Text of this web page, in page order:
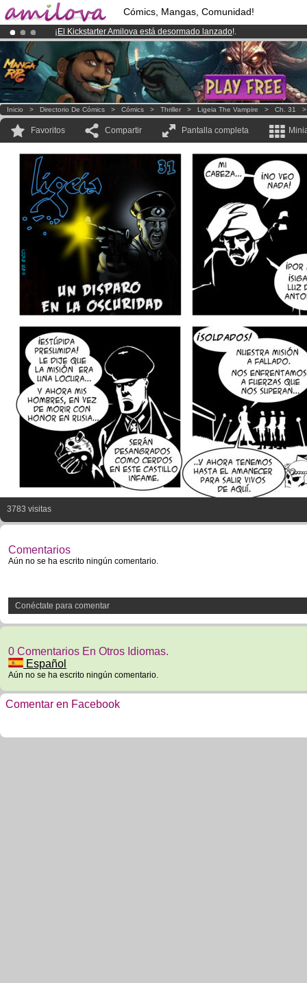
Cómics, Mangas, Comunidad!
¡ El Kickstarter Amilova está desormado lanzado!.
¡Conviertete en Premium por3.95 eurosal mes!Hazte Premium ya
¡Ya tenemos 100000miembrosy 1000 Cómics y Mangas!.
Inicio > Directorio De Cómics > Cómics > Thriller > Ligeia The Vampire > Ch. 31
Favoritos Compartir Pantalla completa
3783 visitas
Comentarios
Aún no se ha escrito ningún comentario.
Conéctate para comentar
0 Comentarios En Otros Idiomas.
Español
Aún no se ha escrito ningún comentario.
Comentar en Facebook